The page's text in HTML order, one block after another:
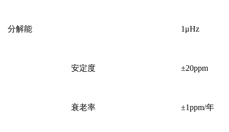
分解能 1μHz
安定度 ±20ppm
衰老率 ±1ppm/年